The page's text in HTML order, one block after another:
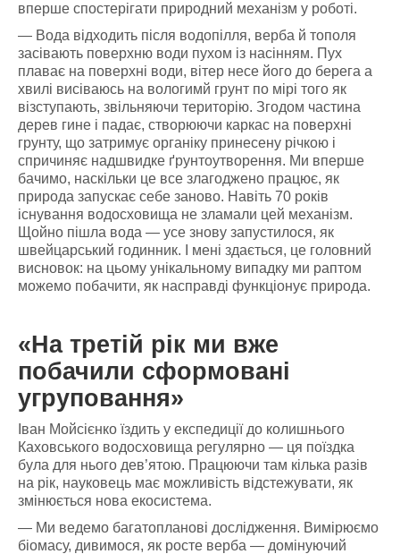
вперше спостерігати природний механізм у роботі.
— Вода відходить після водопілля, верба й тополя
засівають поверхню води пухом із насінням. Пух
плаває на поверхні води, вітер несе його до берега а
хвилі висіваюсь на вологимй грунт по мірі того як
візступають, звільняючи територію. Згодом частина
дерев гине і падає, створюючи каркас на поверхні
грунту, що затримує органіку принесену річкою і
спричиняє надшвидке ґрунтоутворення. Ми вперше
бачимо, наскільки це все злагоджено працює, як
природа запускає себе заново. Навіть 70 років
існування водосховища не зламали цей механізм.
Щойно пішла вода — усе знову запустилося, як
швейцарський годинник. І мені здається, це головний
висновок: на цьому унікальному випадку ми раптом
можемо побачити, як насправді функціонує природа.
«На третій рік ми вже
побачили сформовані
угруповання»
Іван Мойсієнко їздить у експедиції до колишнього
Каховського водосховища регулярно — ця поїздка
була для нього дев’ятою. Працюючи там кілька разів
на рік, науковець має можливість відстежувати, як
змінюється нова екосистема.
— Ми ведемо багатопланові дослідження. Вимірюємо
біомасу, дивимося, як росте верба — домінуючий